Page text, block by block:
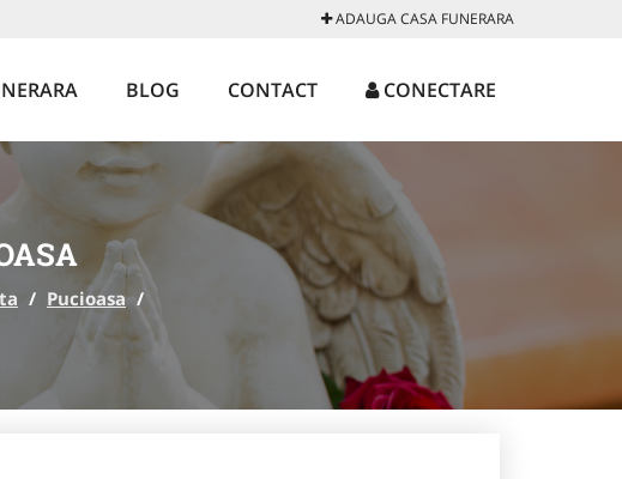
ADAUGA CASA FUNERARA
BLOG CONTACT CONECTARE
/ Pucioasa /